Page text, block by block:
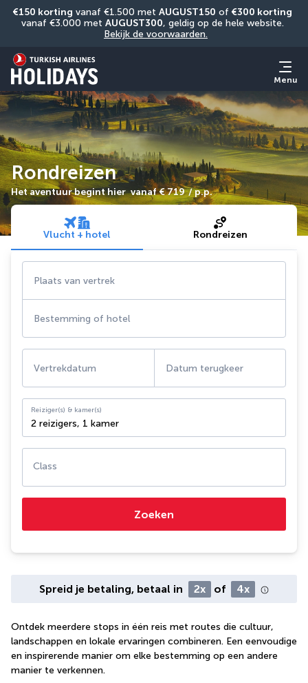
€150 korting vanaf €1.500 met AUGUST150 of €300 korting
vanaf €3.000 met AUGUST300
Bekijk de voorwaarden.
Menu
Rondreizen
Het aventuur begint hier vanaf € 719 / p.p.
Vlucht + hotel Rondreizen
Plaats van vertrek
Bestemming of hotel
Vertrekdatum Datum terugkeer
Reiziger(s) & kamer(s)
2 reizigers, 1 kamer
Class
Zoeken
Spreid je betaling, betaal in 2x of 4x
Ontdek meerdere stops in één reis met routes die cultuur,
landschappen en lokale ervaringen combineren. Een eenvoudige
en inspirerende manier om elke bestemming op een andere
manier te verkennen.